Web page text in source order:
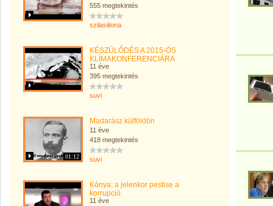
555 megtekintés
szilasiilona
KÉSZÜLŐDÉS A 2015-ÖS
KLÍMAKONFERENCIÁRA
11 éve
395 megtekintés
suvi
01:12
Madarász külföldön
11 éve
418 megtekintés
suvi
Kónya: a jelenkor pestise a
korrupció
11 éve